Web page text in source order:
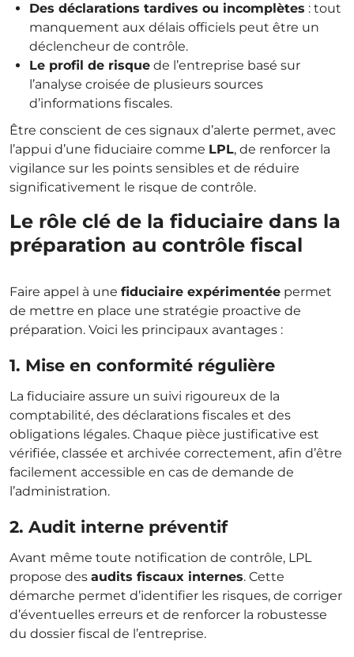
Des déclarations tardives ou incomplètes : tout
manquement aux délais officiels peut être un
déclencheur de contrôle.
Le profil de risque de l’entreprise basé sur
l’analyse croisée de plusieurs sources
d’informations fiscales.
Être conscient de ces signaux d’alerte permet, avec
l’appui d’une fiduciaire comme LPL, de renforcer la
vigilance sur les points sensibles et de réduire
significativement le risque de contrôle.
Le rôle clé de la fiduciaire dans la
préparation au contrôle fiscal
Faire appel à une fiduciaire expérimentée permet
de mettre en place une stratégie proactive de
préparation. Voici les principaux avantages :
1. Mise en conformité régulière
La fiduciaire assure un suivi rigoureux de la
comptabilité, des déclarations fiscales et des
obligations légales. Chaque pièce justificative est
vérifiée, classée et archivée correctement, afin d’être
facilement accessible en cas de demande de
l’administration.
2. Audit interne préventif
Avant même toute notification de contrôle, LPL
propose des audits fiscaux internes. Cette
démarche permet d’identifier les risques, de corriger
d’éventuelles erreurs et de renforcer la robustesse
du dossier fiscal de l’entreprise.